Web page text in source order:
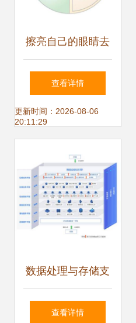
擦亮自己的眼睛去
看SQL Server之整
体介绍(1)
查看详情
更新时间：2026-08-06
20:11:29
数据处理与存储支
持服务 企业数字化
查看详情